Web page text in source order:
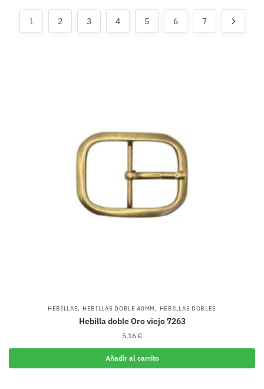
1 2 3 4 5 6 7
HEBILLAS, HEBILLAS DOBLE 40MM, HEBILLAS DOBLES
Hebilla doble Oro viejo 7263
5,16 €
Añadir al carrito